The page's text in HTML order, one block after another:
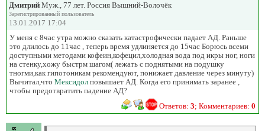
Дмитрий Муж., 77 лет. Россия Вышний-Волочёк
Зарегистрированный пользователь
13.01.2017 17:04
У меня с 8час утра можно сказать катастрофически падает АД. Раньше
это длилось до 11час , теперь время удлиняется до 15час Борюсь всеми
доступными методами кофеин,кофецил,холодная вода под икры ног, ноги
на стенку,хожу быстрм шагом( лежать с поднятыми на подушку
тногми,как гипотоникам рекомендуют, понижает давление через минуту)
Вычитал,что Мексидол повышает АД. Когда его принимать заранее ,
чтобы предотвратить падение АД?
Ответов: 3; Комментариев: 0